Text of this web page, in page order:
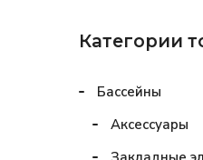
Категории
Бассейны
Аксессуары